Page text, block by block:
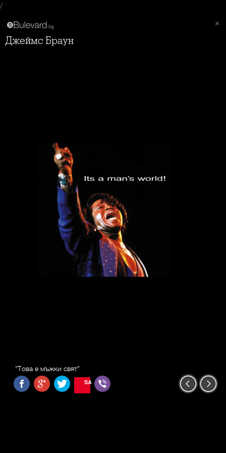
/
Джеймс Браун
"Това е мъжки свят"
SAVE